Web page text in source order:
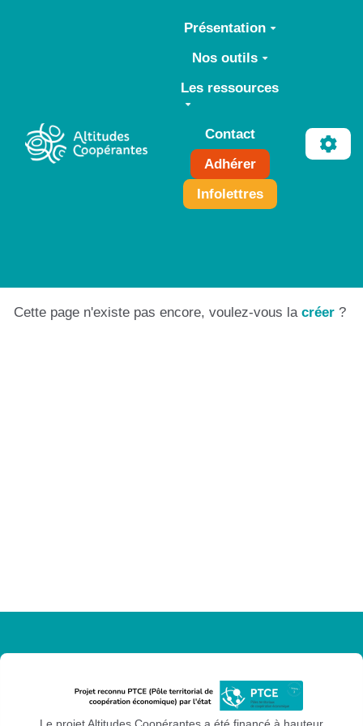
Aller au contenu principal
Présentation
Nos outils
Les ressources
Contact
Adhérer
Infolettres
Cette page n'existe pas encore, voulez-vous la créer ?